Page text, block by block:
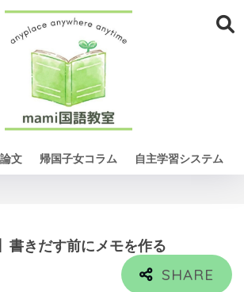
文 帰国子女コラム 自主学習システム
書きだす前にメモを作る